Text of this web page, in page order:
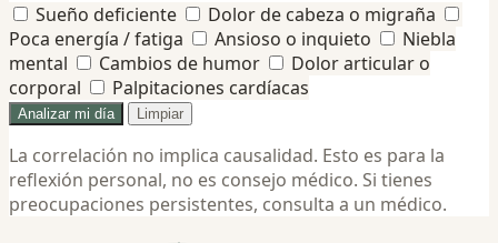
Sueño deficiente
Dolor de cabeza o migraña
Poca energía / fatiga
Ansioso o inquieto
Niebla
mental
Cambios de humor
Dolor articular o
corporal
Palpitaciones cardíacas
Analizar mi día Limpiar
La correlación no implica causalidad. Esto es para la
reflexión personal, no es consejo médico. Si tienes
preocupaciones persistentes, consulta a un médico.